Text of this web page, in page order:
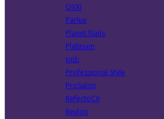
OXXI
Parlux
Planet Nails
Platinum
pnb
Professional Style
ProSalon
RefectoCil
Revlon